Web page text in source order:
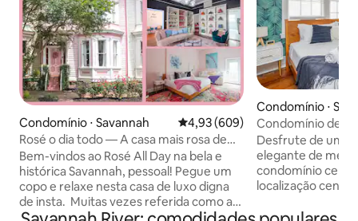
Condomínio ⋅ Savannah 4,93 de uma avaliação média de
4,93 (609)
Rosé o dia todo — A casa mais rosa de
Savannah!
Bem-vindos ao Rosé All Day na bela e
histórica Savannah, pessoal! Pegue um
copo e relaxe nesta casa de luxo digna
de insta. Muitas vezes referida como a
"Casa dos Sonhos da Barbie", nossa casa
Condomínio ⋅
Condomínio de
| Localização
Desfrute de uma
elegante de
condomínio
localização
transborda de